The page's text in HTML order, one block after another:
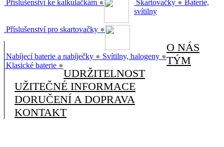
Příslušenství ke kalkulačkám ●
Skartovačky ●
Příslušenství pro skartovačky ●
Baterie,
svítilny
Nabíjecí baterie a nabíječky ● Svítilny, halogeny ●
Klasické baterie ●
O NÁS
TÝM
UDRŽITELNOST
UŽITEČNÉ INFORMACE
DORUČENÍ A DOPRAVA
KONTAKT